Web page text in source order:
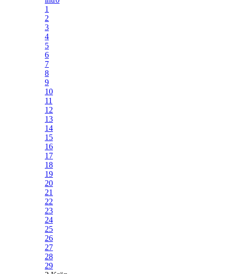
1
2
3
4
5
6
7
8
9
10
11
12
13
14
15
16
17
18
19
20
21
22
23
24
25
26
27
28
29